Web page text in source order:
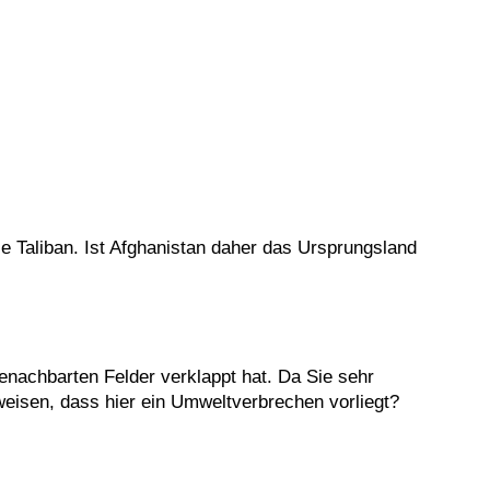
Ist Afghanistan daher das Ursprungsland
Felder verklappt hat. Da Sie sehr
dass hier ein Umweltverbrechen vorliegt?